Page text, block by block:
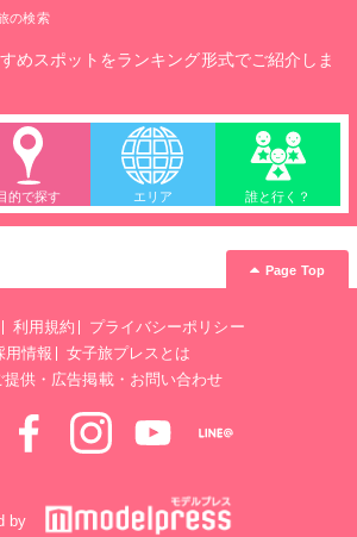
の検索
めスポットをランキング形式でご紹介しま
的で探す エリア 誰と行く？
Page Top
利用規約
プライバシーポリシー
用情報
女子旅プレスとは
提供・広告掲載・お問い合わせ
by